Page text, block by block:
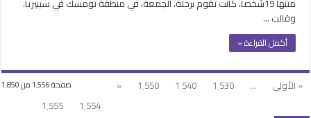
متنها 19شخصاً، كانت تقوم برحلة، الجمعة، في منطقة تومسك في سيبيريا.
وقالت …
أكمل القراءة »
صفحة 1٬556 من 1٬850 « الأولى ... 1٬530 1٬540 1٬550
«
1٬554
1٬555